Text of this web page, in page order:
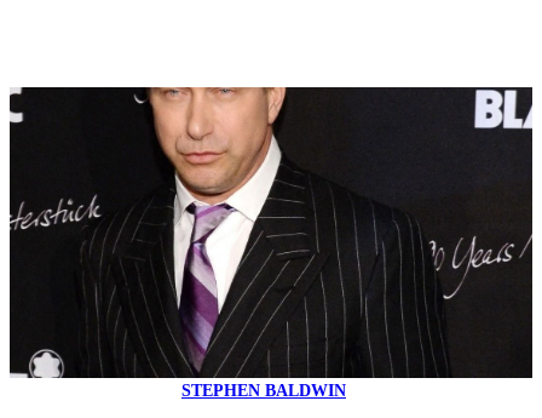
STEPHEN BALDWIN